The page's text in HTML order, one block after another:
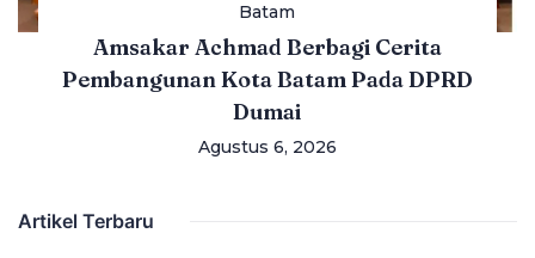
Batam
Amsakar Achmad Berbagi Cerita
Pembangunan Kota Batam Pada DPRD
Dumai
Agustus 6, 2026
Artikel Terbaru